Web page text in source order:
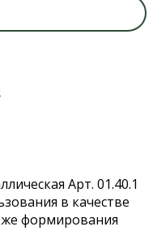
Арт. 01.40.1
в качестве
формирования